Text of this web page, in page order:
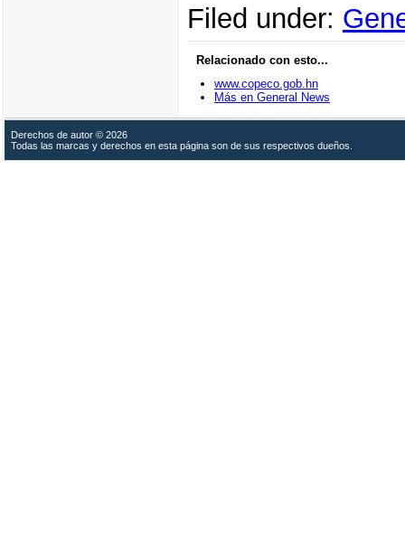
Filed under:
Relacionado con esto...
www.copeco.gob.hn
Más en General News
Derechos de autor © 2026
Todas las marcas y derechos en esta página son de sus respectivos dueños.